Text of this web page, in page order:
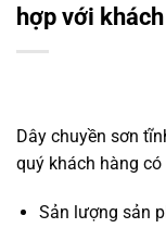
hợp với
Dây chuyền sơn
quý khách hàng
Sản lượng sản